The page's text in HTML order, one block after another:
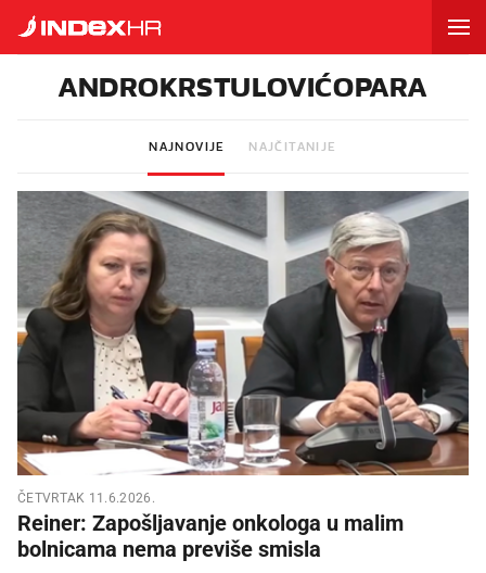
ANDROKRSTULOVIĆOPARA
NAJNOVIJE NAJČITANIJE
ČETVRTAK 11.6.2026.
Reiner: Zapošljavanje onkologa u malim
bolnicama nema previše smisla